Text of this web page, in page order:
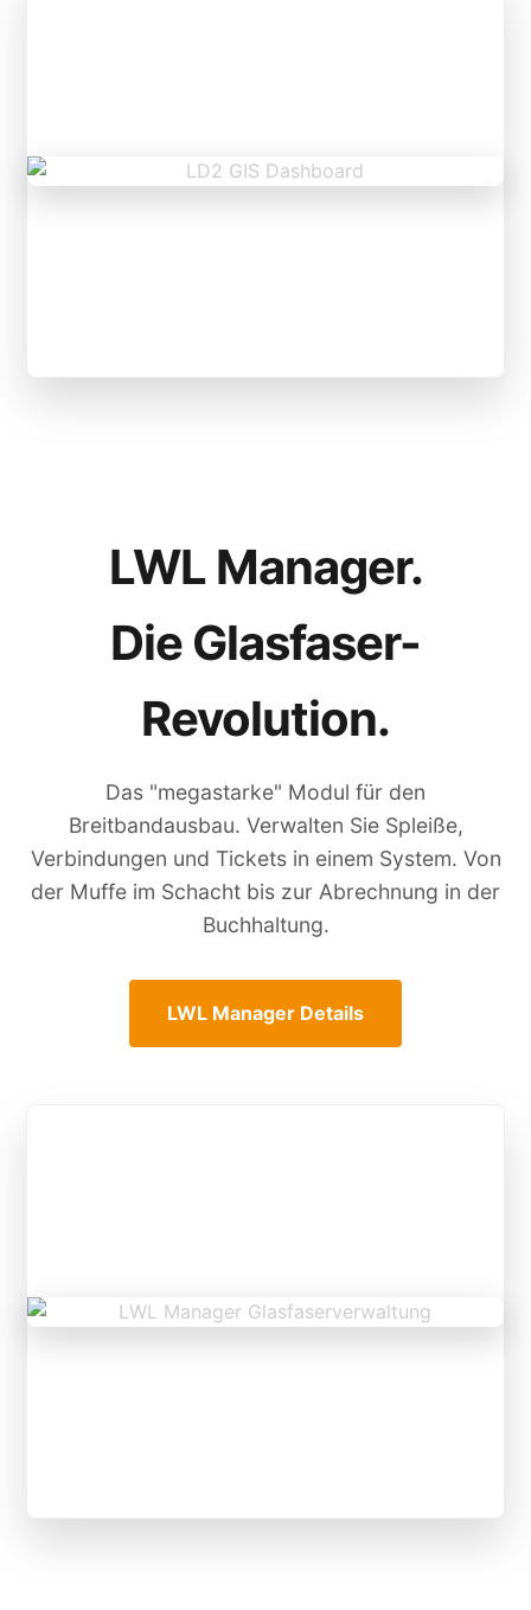
LWL Manager.
Die Glasfaser-
Revolution.
Das "megastarke" Modul für den
Breitbandausbau. Verwalten Sie Spleiße,
Verbindungen und Tickets in einem System. Von
der Muffe im Schacht bis zur Abrechnung in der
Buchhaltung.
LWL Manager Details